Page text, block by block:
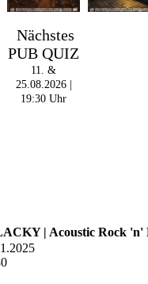
Nächstes
PUB QUIZ
11. &
25.08.2026 |
19:30 Uhr
| Acoustic Rock 'n'